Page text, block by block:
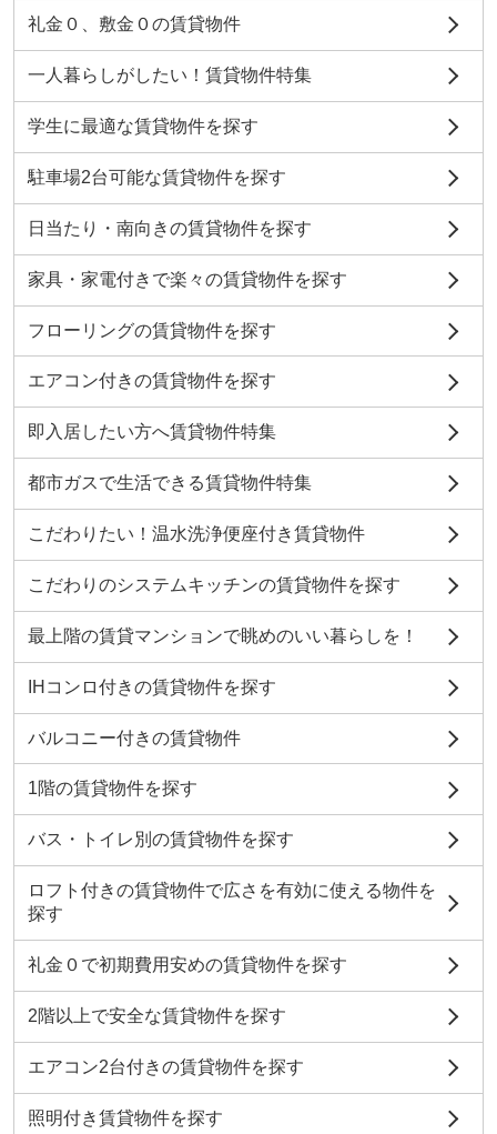
礼金０、敷金０の賃貸物件
一人暮らしがしたい！賃貸物件特集
学生に最適な賃貸物件を探す
駐車場2台可能な賃貸物件を探す
日当たり・南向きの賃貸物件を探す
家具・家電付きで楽々の賃貸物件を探す
フローリングの賃貸物件を探す
エアコン付きの賃貸物件を探す
即入居したい方へ賃貸物件特集
都市ガスで生活できる賃貸物件特集
こだわりたい！温水洗浄便座付き賃貸物件
こだわりのシステムキッチンの賃貸物件を探す
最上階の賃貸マンションで眺めのいい暮らしを！
IHコンロ付きの賃貸物件を探す
バルコニー付きの賃貸物件
1階の賃貸物件を探す
バス・トイレ別の賃貸物件を探す
ロフト付きの賃貸物件で広さを有効に使える物件を
探す
礼金０で初期費用安めの賃貸物件を探す
2階以上で安全な賃貸物件を探す
エアコン2台付きの賃貸物件を探す
照明付き賃貸物件を探す